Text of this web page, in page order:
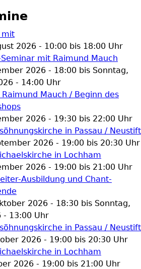
mit
2026 - 10:00 bis 18:00 Uhr
mit Raimund Mauch
2026 - 18:00 bis Sonntag,
- 14:00 Uhr
Mauch / Beginn des
2026 - 19:30 bis 22:00 Uhr
in Passau / Neustift
2026 - 19:00 bis 20:30 Uhr
in Lochham
2026 - 19:00 bis 21:00 Uhr
Ausbildung und Chant-
2026 - 18:30 bis Sonntag,
- 13:00 Uhr
in Passau / Neustift
2026 - 19:00 bis 20:30 Uhr
in Lochham
2026 - 19:00 bis 21:00 Uhr